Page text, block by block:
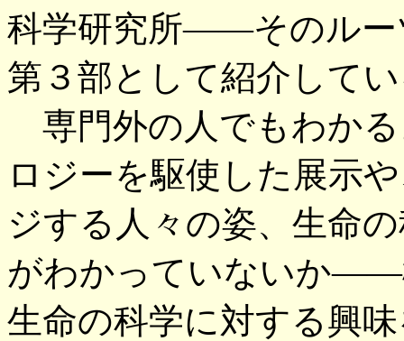
科学研究所――そのルー
第３部として紹介して
専門外の人でもわか
ロジーを駆使した展示
ジする人々の姿、生命
がわかっていないか――
生命の科学に対する興